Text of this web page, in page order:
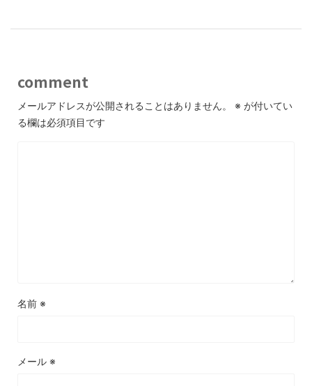
comment
メールアドレスが公開されることはありません。 ※ が付いてい
る欄は必須項目です
名前 ※
メール ※